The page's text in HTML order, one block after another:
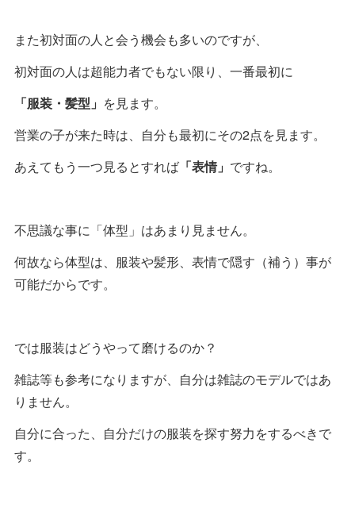
また初対面の人と会う機会も多いのですが、
初対面の人は超能力者でもない限り、一番最初に
「服装・髪型」 を見ます。
営業の子が来た時は、自分も最初にその2点を見ます。
あえてもう一つ見るとすれば 「表情」 ですね。
不思議な事に「体型」はあまり見ません。
何故なら体型は、服装や髪形、表情で隠す（補う）事が
可能だからです。
では服装はどうやって磨けるのか？
雑誌等も参考になりますが、自分は雑誌のモデルではあ
りません。
自分に合った、自分だけの服装を探す努力をするべきで
す。